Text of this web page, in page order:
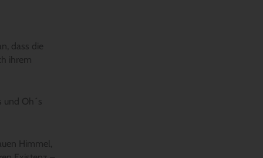
dass die
ihrem
und Oh´s
Himmel,